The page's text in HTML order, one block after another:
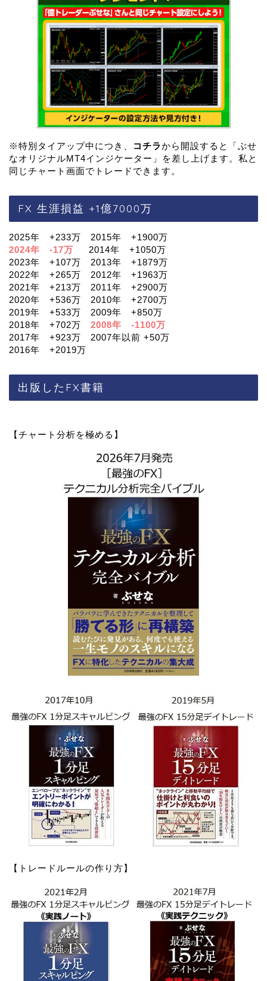
※特別タイアップ中につき、 コチラから開設すると「ぶせ
なオリジナルMT4インジケーター」を差し上げます。私と
同じチャート画面でトレードできます。
FX 生涯損益 +1億7000万
2025年 +233万 2015年 +1900万
2024年 -17万
2014年 +1050万
2023年 +107万 2013年 +1879万
2022年 +265万 2012年 +1963万
2021年 +213万 2011年 +2900万
2020年 +536万 2010年 +2700万
2019年 +533万 2009年 +850万
2018年 +702万 2008年 -1100万
2017年 +923万 2007年以前 +50万
2016年 +2019万
出版したFX書籍
【チャート分析を極める】
【トレードルールの作り方】